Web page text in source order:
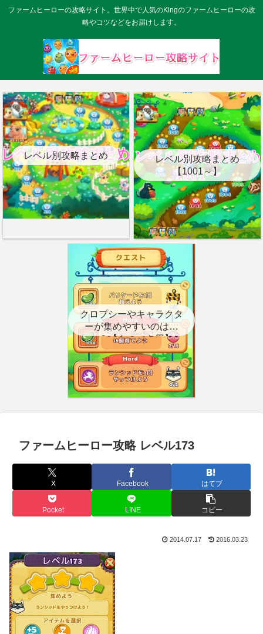
ファームヒーローの攻略サイト。世界中で人気のKingのファームヒーローの攻
略やコツなどをお届けします。
レベル別攻略まとめ
レベル別攻略まとめ
【1001～】
クロプシーやキャラクタ
ーが集めやすいのはど
こ？【クエスト用】
ファームヒーロー攻略 レベル173
X Facebook はてブ
Pocket LINE コピー
2014.07.17 2016.03.23